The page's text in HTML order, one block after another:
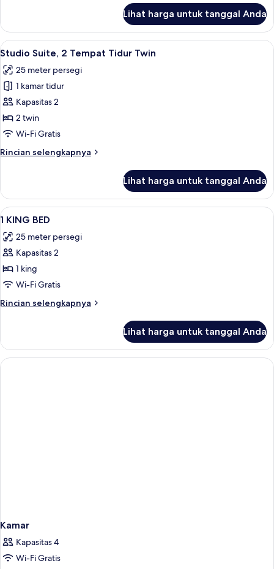
Studio
Suite,
1
Tidur
King
Lihat harga untuk tanggal Anda
Lihat
semua
foto
untuk
Studio
Suite,
2
Tidur
Studio Suite, 2 Tempat Tidur Twin |
6
Studio Suite, 2 Tempat Tidur Twin
25 meter persegi
1 kamar tidur
Kapasitas 2
2 twin
Wi-Fi Gratis
Rincian selengkapnya
Rincian
Studio
Suite,
2
Tidur
Twin
Lihat harga untuk tanggal Anda
Lihat
semua
foto
untuk
1
KING
BED
Brankas, ruang kerja ramah laptop,
5
1 KING BED
25 meter persegi
Kapasitas 2
1 king
Wi-Fi Gratis
Rincian selengkapnya
Rincian
1
KING
BED
Lihat harga untuk tanggal Anda
Kamar
Kapasitas 4
Wi-Fi Gratis